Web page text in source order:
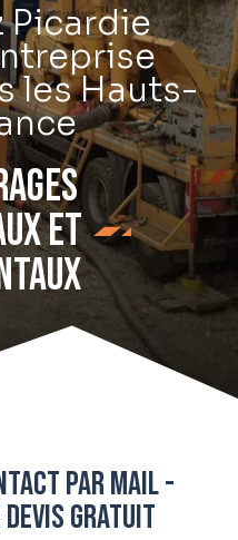
Picardie
les Hauts-
et
par mail -
devis gratuit